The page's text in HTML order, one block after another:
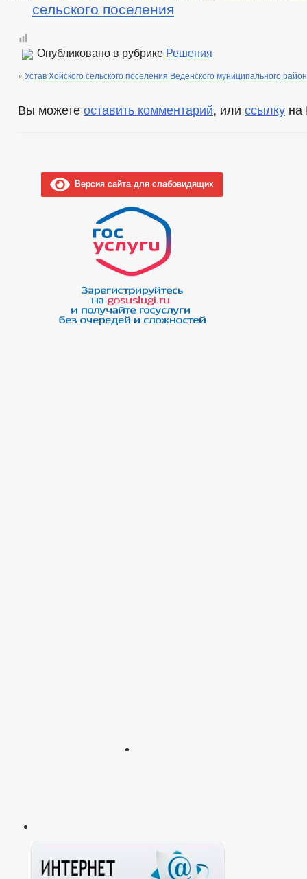
сельского поселения
Опубликовано в рубрике Решения
« Устав Хойского сельского поселения Веденского муниципального
Вы можете оставить комментарий, или ссылку на
Версия сайта для слабовидящих